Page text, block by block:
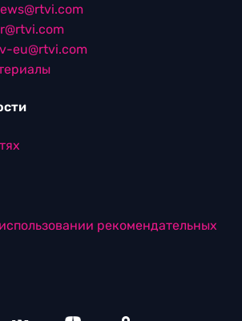
eu@rtvi.com
рекомендательных